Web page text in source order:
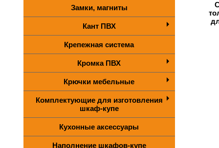
Замки, магниты
Кант ПВХ
Крепежная система
Кромка ПВХ
Крючки мебельные
Комплектующие для изготовления
шкаф-купе
Кухонные аксессуары
Наполнение шкафов-купе